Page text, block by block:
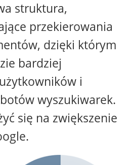
struktura,
przekierowania
dzięki którym
bardziej
i
wyszukiwarek.
się na zwiększenie